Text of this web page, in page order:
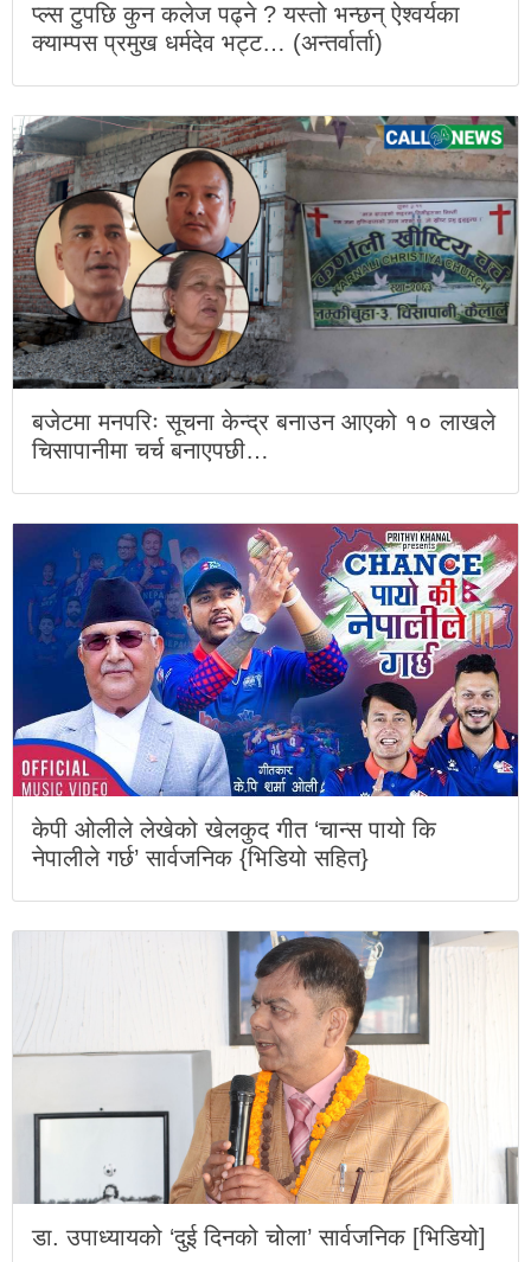
प्ल्स टुपछि कुन कलेज पढ्ने ? यस्तो भन्छन् ऐश्वर्यका
क्याम्पस प्रमुख धर्मदेव भट्ट… (अन्तर्वार्ता)
बजेटमा मनपरिः सूचना केन्द्र बनाउन आएको १० लाखले
चिसापानीमा चर्च बनाएपछी…
केपी ओलीले लेखेको खेलकुद गीत ‘चान्स पायो कि
नेपालीले गर्छ’ सार्वजनिक {भिडियो सहित}
डा. उपाध्यायको ‘दुई दिनको चोला’ सार्वजनिक [भिडियो]